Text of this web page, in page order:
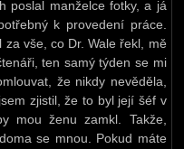
poslal manželce fotky, a já
k provedení práce.
vše, co Dr. Wale řekl, mě
ten samý týden se mi
že nikdy nevěděla,
zjistil, že to byl její šéf v
mou ženu zamkl. Takže,
se mnou. Pokud máte